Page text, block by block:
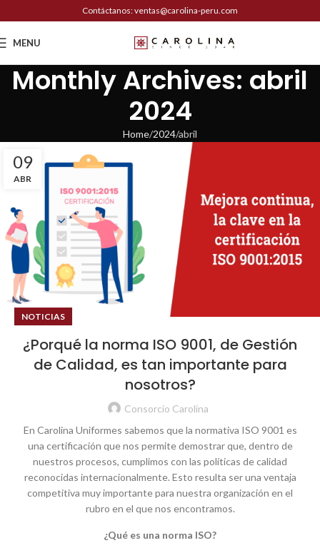
Contáctanos: ventas@carolina-peru.com
MENU
Monthly Archives: abril
2024
Home 2024 abril
09
ABR
NOTICIAS
¿Porqué la norma ISO 9001, de Gestión
de Calidad, es tan importante para
nosotros?
Consorcio Carolina
En Carolina Uniformes sabemos que la normativa ISO 9001 es
una certificación que nos permite demostrar que, dentro de
nuestros procesos, cumplimos con las políticas de calidad
reconocidas internacionalmente. Esto resulta ser una ventaja
competitiva muy importante para nuestra organización en el
rubro en el que nos encontramos.
¿Qué es una norma ISO?